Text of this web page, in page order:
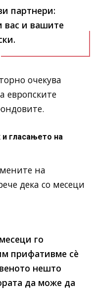
партнери:
вас и вашите
очекува
европските
гласањето на
на
дека со месеци
го
прифативме сѐ
нешто
да може да